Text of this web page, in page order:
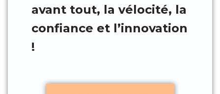
avant tout, la vélocité, la
confiance et l’innovation
!